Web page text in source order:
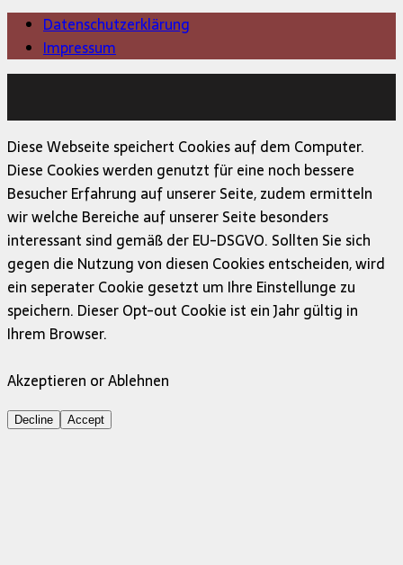
Datenschutzerklärung
Impressum
Diese Webseite speichert Cookies auf dem Computer.
Diese Cookies werden genutzt für eine noch bessere
Besucher Erfahrung auf unserer Seite, zudem ermitteln
wir welche Bereiche auf unserer Seite besonders
interessant sind gemäß der EU-DSGVO. Sollten Sie sich
gegen die Nutzung von diesen Cookies entscheiden, wird
ein seperater Cookie gesetzt um Ihre Einstellunge zu
speichern. Dieser Opt-out Cookie ist ein Jahr gültig in
Ihrem Browser.
Akzeptieren or Ablehnen
Decline Accept